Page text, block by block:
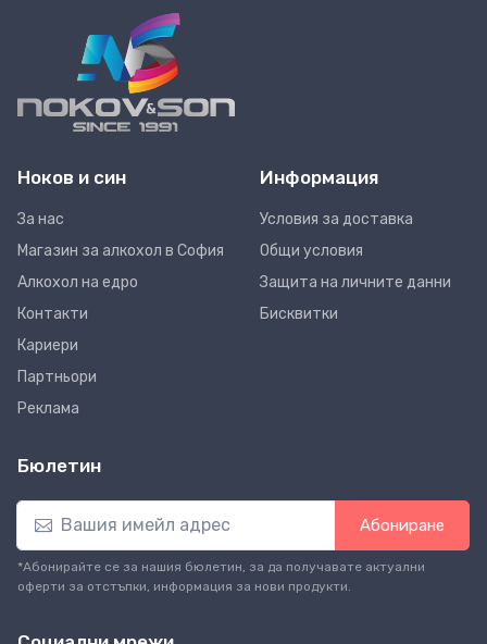
Ноков и син
За нас
Магазин за алкохол в София
Алкохол на едро
Контакти
Кариери
Партньори
Реклама
Информация
Условия за доставка
Общи условия
Защита на личните данни
Бисквитки
Бюлетин
Абониране
*Абонирайте се за нашия бюлетин, за да получавате актуални
оферти за отстъпки, информация за нови продукти.